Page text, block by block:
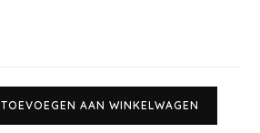
TOEVOEGEN AAN WINKELWAGEN